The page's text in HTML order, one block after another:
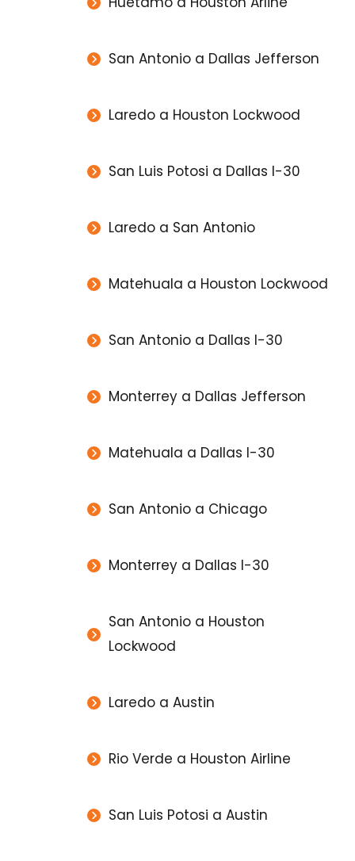
San Antonio a Dallas Jefferson
Laredo a Houston Lockwood
San Luis Potosi a Dallas I-30
Laredo a San Antonio
Matehuala a Houston Lockwood
San Antonio a Dallas I-30
Monterrey a Dallas Jefferson
Matehuala a Dallas I-30
San Antonio a Chicago
Monterrey a Dallas I-30
San Antonio a Houston
Lockwood
Laredo a Austin
Rio Verde a Houston Airline
San Luis Potosi a Austin